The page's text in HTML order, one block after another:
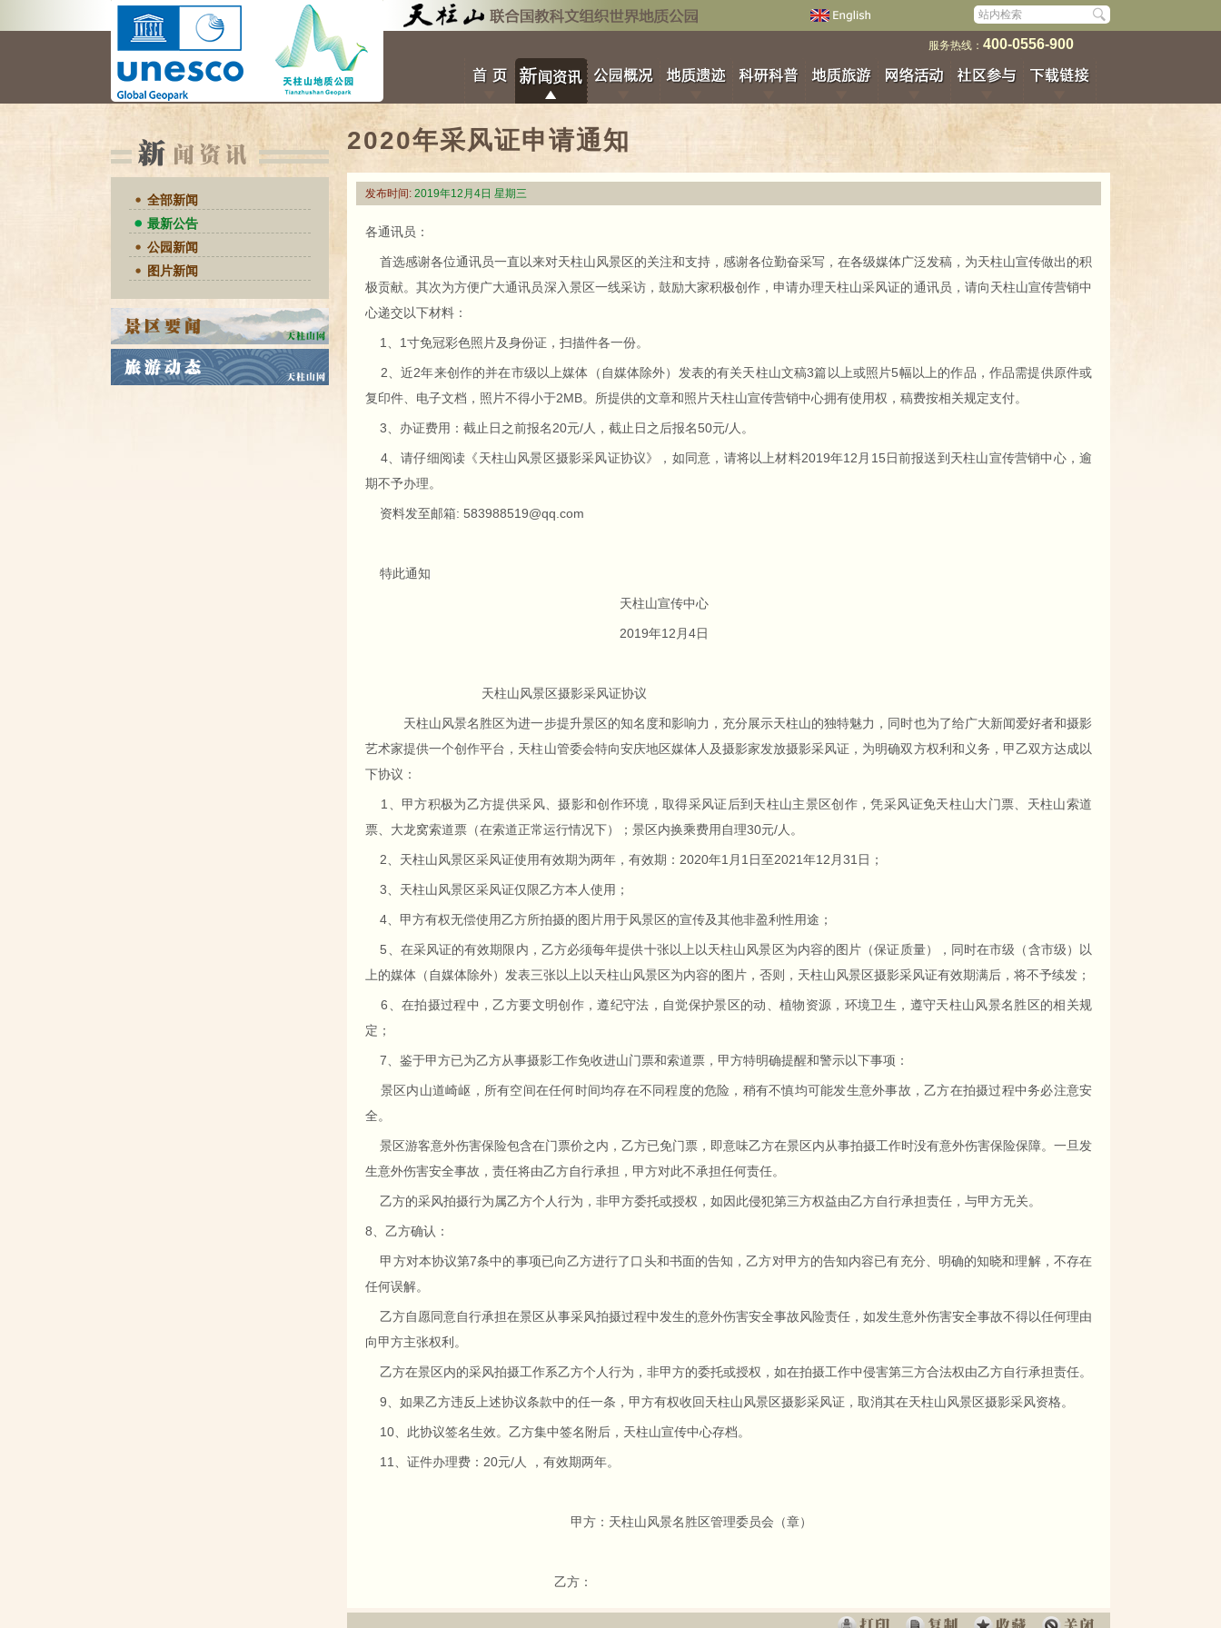
全部新闻
最新公告
公园新闻
图片新闻
2020年采风证申请通知
发布时间: 2019年12月4日 星期三
各通讯员：
首选感谢各位通讯员一直以来对天柱山风景区的关注和支持，感谢各位勤奋采写，在各级媒体广泛发稿，为天柱山宣传做出的积
极贡献。其次为方便广大通讯员深入景区一线采访，鼓励大家积极创作，申请办理天柱山采风证的通讯员，请向天柱山宣传营销中
心递交以下材料：
1、1寸免冠彩色照片及身份证，扫描件各一份。
2、近2年来创作的并在市级以上媒体（自媒体除外）发表的有关天柱山文稿3篇以上或照片5幅以上的作品，作品需提供原件或
复印件、电子文档，照片不得小于2MB。所提供的文章和照片天柱山宣传营销中心拥有使用权，稿费按相关规定支付。
3、办证费用：截止日之前报名20元/人，截止日之后报名50元/人。
4、请仔细阅读《天柱山风景区摄影采风证协议》，如同意，请将以上材料2019年12月15日前报送到天柱山宣传营销中心，逾
期不予办理。
资料发至邮箱: 583988519@qq.com
特此通知
天柱山宣传中心
2019年12月4日
天柱山风景区摄影采风证协议
天柱山风景名胜区为进一步提升景区的知名度和影响力，充分展示天柱山的独特魅力，同时也为了给广大新闻爱好者和摄影
艺术家提供一个创作平台，天柱山管委会特向安庆地区媒体人及摄影家发放摄影采风证，为明确双方权利和义务，甲乙双方达成以
下协议：
1、甲方积极为乙方提供采风、摄影和创作环境，取得采风证后到天柱山主景区创作，凭采风证免天柱山大门票、天柱山索道
票、大龙窝索道票（在索道正常运行情况下）；景区内换乘费用自理30元/人。
2、天柱山风景区采风证使用有效期为两年，有效期：2020年1月1日至2021年12月31日；
3、天柱山风景区采风证仅限乙方本人使用；
4、甲方有权无偿使用乙方所拍摄的图片用于风景区的宣传及其他非盈利性用途；
5、在采风证的有效期限内，乙方必须每年提供十张以上以天柱山风景区为内容的图片（保证质量），同时在市级（含市级）以
上的媒体（自媒体除外）发表三张以上以天柱山风景区为内容的图片，否则，天柱山风景区摄影采风证有效期满后，将不予续发；
6、在拍摄过程中，乙方要文明创作，遵纪守法，自觉保护景区的动、植物资源，环境卫生，遵守天柱山风景名胜区的相关规
定；
7、鉴于甲方已为乙方从事摄影工作免收进山门票和索道票，甲方特明确提醒和警示以下事项：
景区内山道崎岖，所有空间在任何时间均存在不同程度的危险，稍有不慎均可能发生意外事故，乙方在拍摄过程中务必注意安
全。
景区游客意外伤害保险包含在门票价之内，乙方已免门票，即意味乙方在景区内从事拍摄工作时没有意外伤害保险保障。一旦发
生意外伤害安全事故，责任将由乙方自行承担，甲方对此不承担任何责任。
乙方的采风拍摄行为属乙方个人行为，非甲方委托或授权，如因此侵犯第三方权益由乙方自行承担责任，与甲方无关。
8、乙方确认：
甲方对本协议第7条中的事项已向乙方进行了口头和书面的告知，乙方对甲方的告知内容已有充分、明确的知晓和理解，不存在
任何误解。
乙方自愿同意自行承担在景区从事采风拍摄过程中发生的意外伤害安全事故风险责任，如发生意外伤害安全事故不得以任何理由
向甲方主张权利。
乙方在景区内的采风拍摄工作系乙方个人行为，非甲方的委托或授权，如在拍摄工作中侵害第三方合法权由乙方自行承担责任。
9、如果乙方违反上述协议条款中的任一条，甲方有权收回天柱山风景区摄影采风证，取消其在天柱山风景区摄影采风资格。
10、此协议签名生效。乙方集中签名附后，天柱山宣传中心存档。
11、证件办理费：20元/人 ，有效期两年。
甲方：天柱山风景名胜区管理委员会（章）
乙方：
服务热线： 400-0556-900